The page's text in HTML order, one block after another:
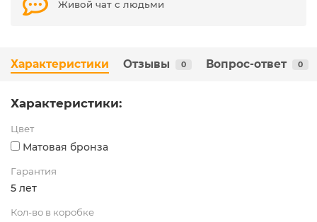
Живой чат с людьми
Характеристики Отзывы 0 Вопрос-ответ 0
Характеристики:
Цвет
Матовая бронза
Гарантия
5 лет
Кол-во в коробке